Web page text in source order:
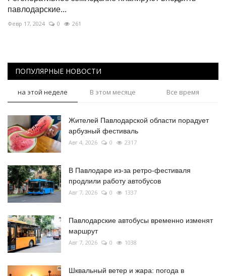
павлодарские...
Февр 17, 2024 0 261
ПОПУЛЯРНЫЕ НОВОСТИ
на этой неделе В этом месяце Все время
Жителей Павлодарской области порадует
арбузный фестиваль
Авг 4, 2026 0 2317
В Павлодаре из-за ретро-фестиваля
продлили работу автобусов
Авг 7, 2026 0 1337
Павлодарские автобусы временно изменят
маршрут
Авг 7, 2026 0 1038
Шквальный ветер и жара: погода в